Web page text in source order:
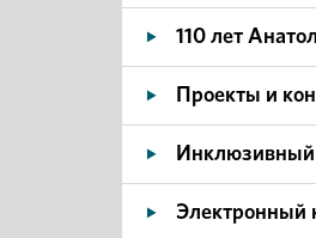
110 лет
Проекты и
Электронный